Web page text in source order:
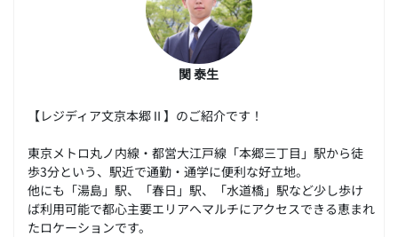
関 泰生
【レジディア文京本郷Ⅱ】のご紹介です！
東京メトロ丸ノ内線・都営大江戸線「本郷三丁目」駅から徒
歩3分という、駅近で通勤・通学に便利な好立地。
他にも「湯島」駅、「春日」駅、「水道橋」駅など少し歩け
ば利用可能で都心主要エリアへマルチにアクセスできる恵まれ
たロケーションです。